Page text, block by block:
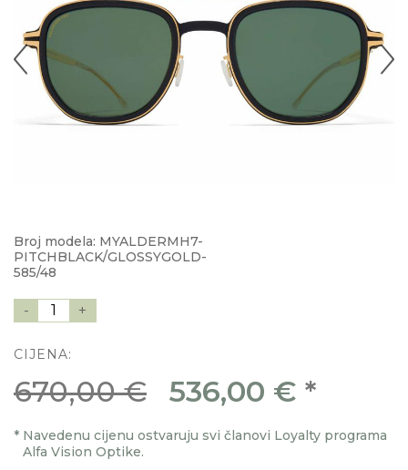
Broj modela: MYALDERMH7-
PITCHBLACK/GLOSSYGOLD-
585/48
- 1 +
CIJENA:
670,00 € 536,00 € *
* Navedenu cijenu ostvaruju svi članovi Loyalty programa
Alfa Vision Optike.